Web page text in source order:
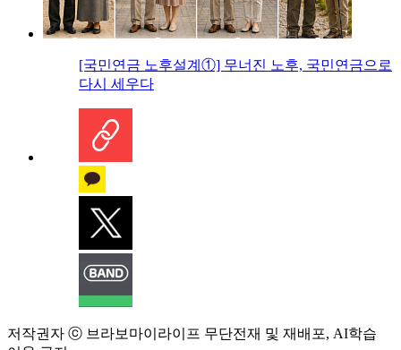
[국민연금 노후설계①] 무너진 노후, 국민연금으로
다시 세우다
저작권자 ⓒ 브라보마이라이프 무단전재 및 재배포, AI학습